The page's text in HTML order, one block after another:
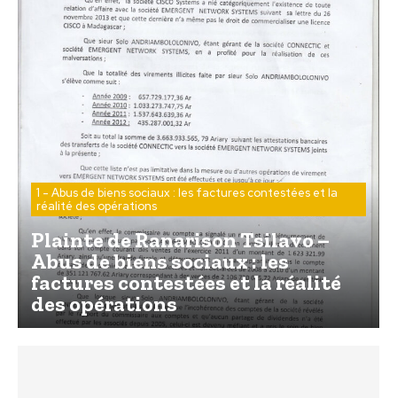
1 - Abus de biens sociaux : les factures contestées et la
réalité des opérations
Plainte de Ranarison Tsilavo –
Abus de biens sociaux : les
factures contestées et la réalité
des opérations